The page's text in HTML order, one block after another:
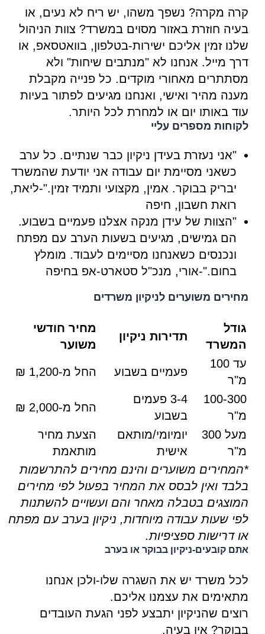
קרה מקרה? נשפך משהו, יש ריח לא נעים, או
בעיה חוזרת באזור מסוים במשרד? צוות הניהול
שלנו זמין אליכם ישירות-בטלפון, בוואטסאפ, או
דרך מייל. אנחנו לא "מנתבים שיחות" ולא
מסתתרים מאחורי מוקדים. כל פנייה מקבלת
מענה מהיר ואישי, ואנחנו מגיעים לפתור בעיות
עוד באותו יום או למחרת לכל היותר.
לקוחות מספרים עליי
"אני נעזרת בעידן ניקיון כבר שנתיים. כל ערב
כשאני מסיימת יום עבודה אני יודעת שהמשרד
יבריק בבוקר. אמין, מקצועי ותמיד זמין."-ליאת,
רואת חשבון, חיפה
"הצוות של עידן מנקה אצלנו פעמיים בשבוע.
הם גמישים, מגיעים בשעות הערב עם מפתח
ונכנסים כשאנחנו מסיימים לעבוד. מומלץ
בחום."-אורי, מנכ"ל סטארט-אפ בחיפה
מחירים משוערים לניקיון משרדים
גודל
המשרד
תדירות ניקיון
מחיר חודשי
משוער
עד 100
מ"ר
פעמיים בשבוע החל מ-1,200 ₪
100-300
מ"ר
3-4 פעמים
בשבוע
החל מ-2,000 ₪
מעל 300
מ"ר
יומיומי/מותאם
אישית
הצעת מחיר
מותאמת
*המחירים משוערים והינם מחירים להתרשמות
בלבד ואין לבסס את המחיר בפעול לפי מחירים
המוצגים בטבלה מאחר והם ועשויים להשתנות
לפי שעות עבודה מיוחדות, ניקיון בערב עם מפתח
או דרישות ספציפיות.
אתם קובעים-ניקיון בבוקר או בערב
לכל משרד יש את השגרה שלו-ולכן אנחנו
מתאימים את עצמנו אליכם.
רוצים שהניקיון יתבצע לפני הגעת העובדים
בבוקר? אין בעיה.